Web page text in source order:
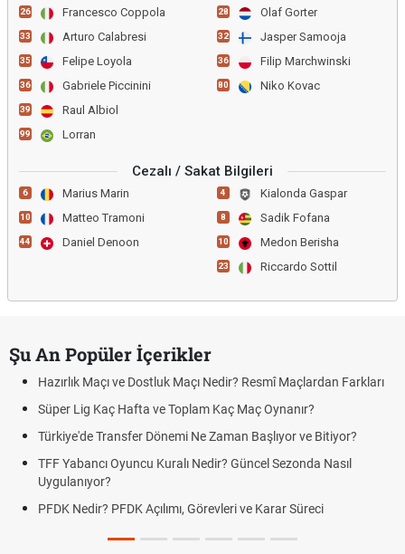
26 Francesco Coppola
33 Arturo Calabresi
35 Felipe Loyola
36 Gabriele Piccinini
39 Raul Albiol
99 Lorran
28 Olaf Gorter
32 Jasper Samooja
36 Filip Marchwinski
80 Niko Kovac
Cezalı / Sakat Bilgileri
6 Marius Marin
10 Matteo Tramoni
44 Daniel Denoon
4 Kialonda Gaspar
8 Sadik Fofana
10 Medon Berisha
23 Riccardo Sottil
Şu An Popüler İçerikler
Hazırlık Maçı ve Dostluk Maçı Nedir? Resmî Maçlardan Farkları
Süper Lig Kaç Hafta ve Toplam Kaç Maç Oynanır?
Türkiye'de Transfer Dönemi Ne Zaman Başlıyor ve Bitiyor?
TFF Yabancı Oyuncu Kuralı Nedir? Güncel Sezonda Nasıl
Uygulanıyor?
PFDK Nedir? PFDK Açılımı, Görevleri ve Karar Süreci